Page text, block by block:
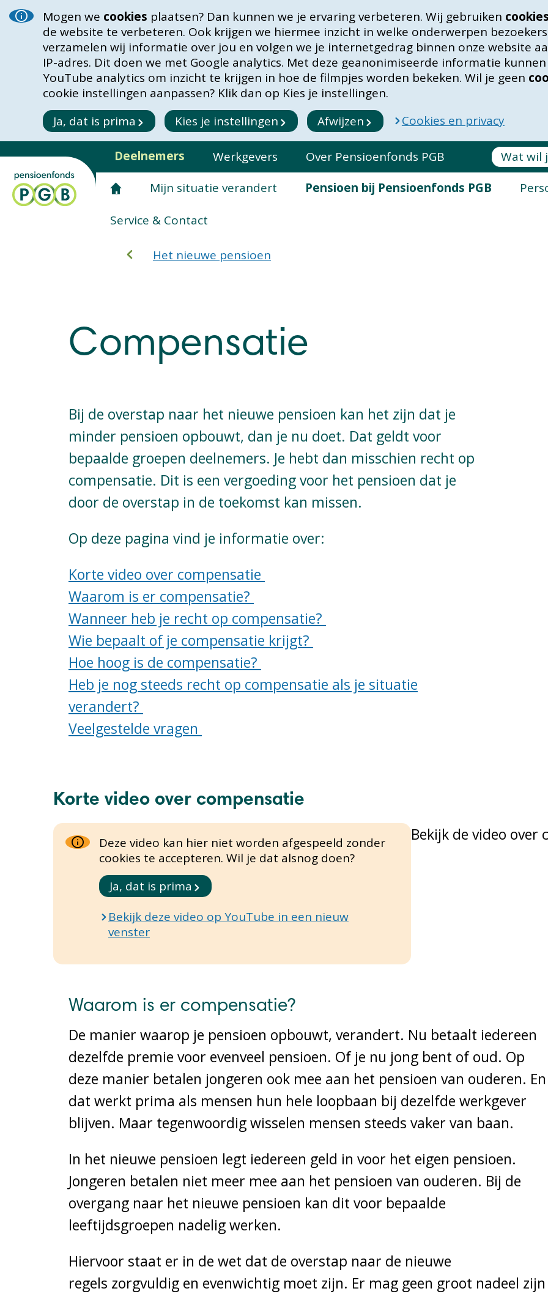
Mogen we cookies plaatsen? Dan kunnen we je ervaring verbeteren. Wij gebruiken cookies
de website te verbeteren. Ook krijgen we hiermee inzicht in welke onderwerpen
verzamelen wij informatie over jou en volgen we je internetgedrag binnen onze website
IP-adres. Dit doen we met Google analytics. Met deze geanonimiseerde informatie
YouTube analytics om inzicht te krijgen in hoe de filmpjes worden bekeken. Wil je geen
cookie instellingen aanpassen? Klik dan op Kies je instellingen.
Ja, dat is prima
Kies je instellingen Afwijzen Cookies en privacy
Deelnemers Werkgevers Over Pensioenfonds PGB
Mijn situatie verandert
Pensioen bij Pensioenfonds PGB
Service & Contact
Het nieuwe pensioen
Compensatie
Bij de overstap naar het nieuwe pensioen kan het zijn dat je
minder pensioen opbouwt, dan je nu doet. Dat geldt voor
bepaalde groepen deelnemers. Je hebt dan misschien recht op
compensatie. Dit is een vergoeding voor het pensioen dat je
door de overstap in de toekomst kan missen.
Op deze pagina vind je informatie over:
Korte video over compensatie
Waarom is er compensatie?
Wanneer heb je recht op compensatie?
Wie bepaalt of je compensatie krijgt?
Hoe hoog is de compensatie?
Heb je nog steeds recht op compensatie als je situatie
verandert?
Veelgestelde vragen
Korte video over compensatie
Deze video kan hier niet worden afgespeeld zonder
cookies te accepteren. Wil je dat alsnog doen?
Ja, dat is prima
Bekijk deze video op YouTube in een nieuw
venster
Bekijk de video over
Waarom is er compensatie?
De manier waarop je pensioen opbouwt, verandert. Nu betaalt iedereen
dezelfde premie voor evenveel pensioen. Of je nu jong bent of oud. Op
deze manier betalen jongeren ook mee aan het pensioen van ouderen. En
dat werkt prima als mensen hun hele loopbaan bij dezelfde werkgever
blijven. Maar tegenwoordig wisselen mensen steeds vaker van baan.
In het nieuwe pensioen legt iedereen geld in voor het eigen pensioen.
Jongeren betalen niet meer mee aan het pensioen van ouderen. Bij de
overgang naar het nieuwe pensioen kan dit voor bepaalde
leeftijdsgroepen nadelig werken.
Hiervoor staat er in de wet dat de overstap naar de nieuwe
regels zorgvuldig en evenwichtig moet zijn. Er mag geen groot nadeel zijn